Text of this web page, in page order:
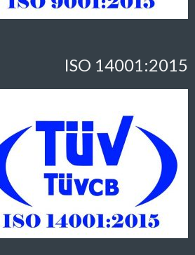
ISO 14001:2015